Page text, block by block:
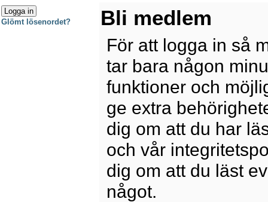
Bli medlem
För att logga in så
tar bara någon
funktioner och
ge extra
dig om att du har
och vår
dig om att du läst
något.
Glömt lösenordet?